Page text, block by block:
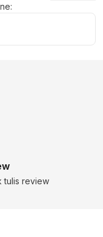
tulis review